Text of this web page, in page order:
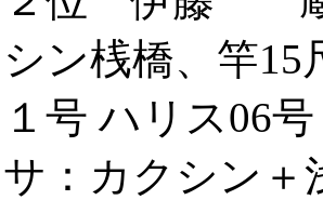
シン桟橋、竿
１号 ハリス06
サ：カクシン＋